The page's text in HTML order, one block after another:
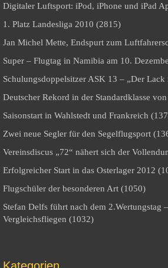
Digitaler Luftsport: iPod, iPhone und iPad
1. Platz Landesliga 2010 (2815)
Jan Michel Mette, Endspurt zum
Super – Flugtag in Namibia am 10.
Schulungsdoppelsitzer ASK 13 – „Der
Deutscher Rekord in der Standardklasse
Saisonstart in Wahlstedt und Frankreich
Zwei neue Segler für den Segelflugsport
Vereinsdiscus „72“ nähert sich der
Erfolgreicher Start in das Osterlager 2012
Flugschüler der besonderen Art (1050)
Stefan Delfs führt nach dem 2.Wertungstag
Vergleichsfliegen (1032)